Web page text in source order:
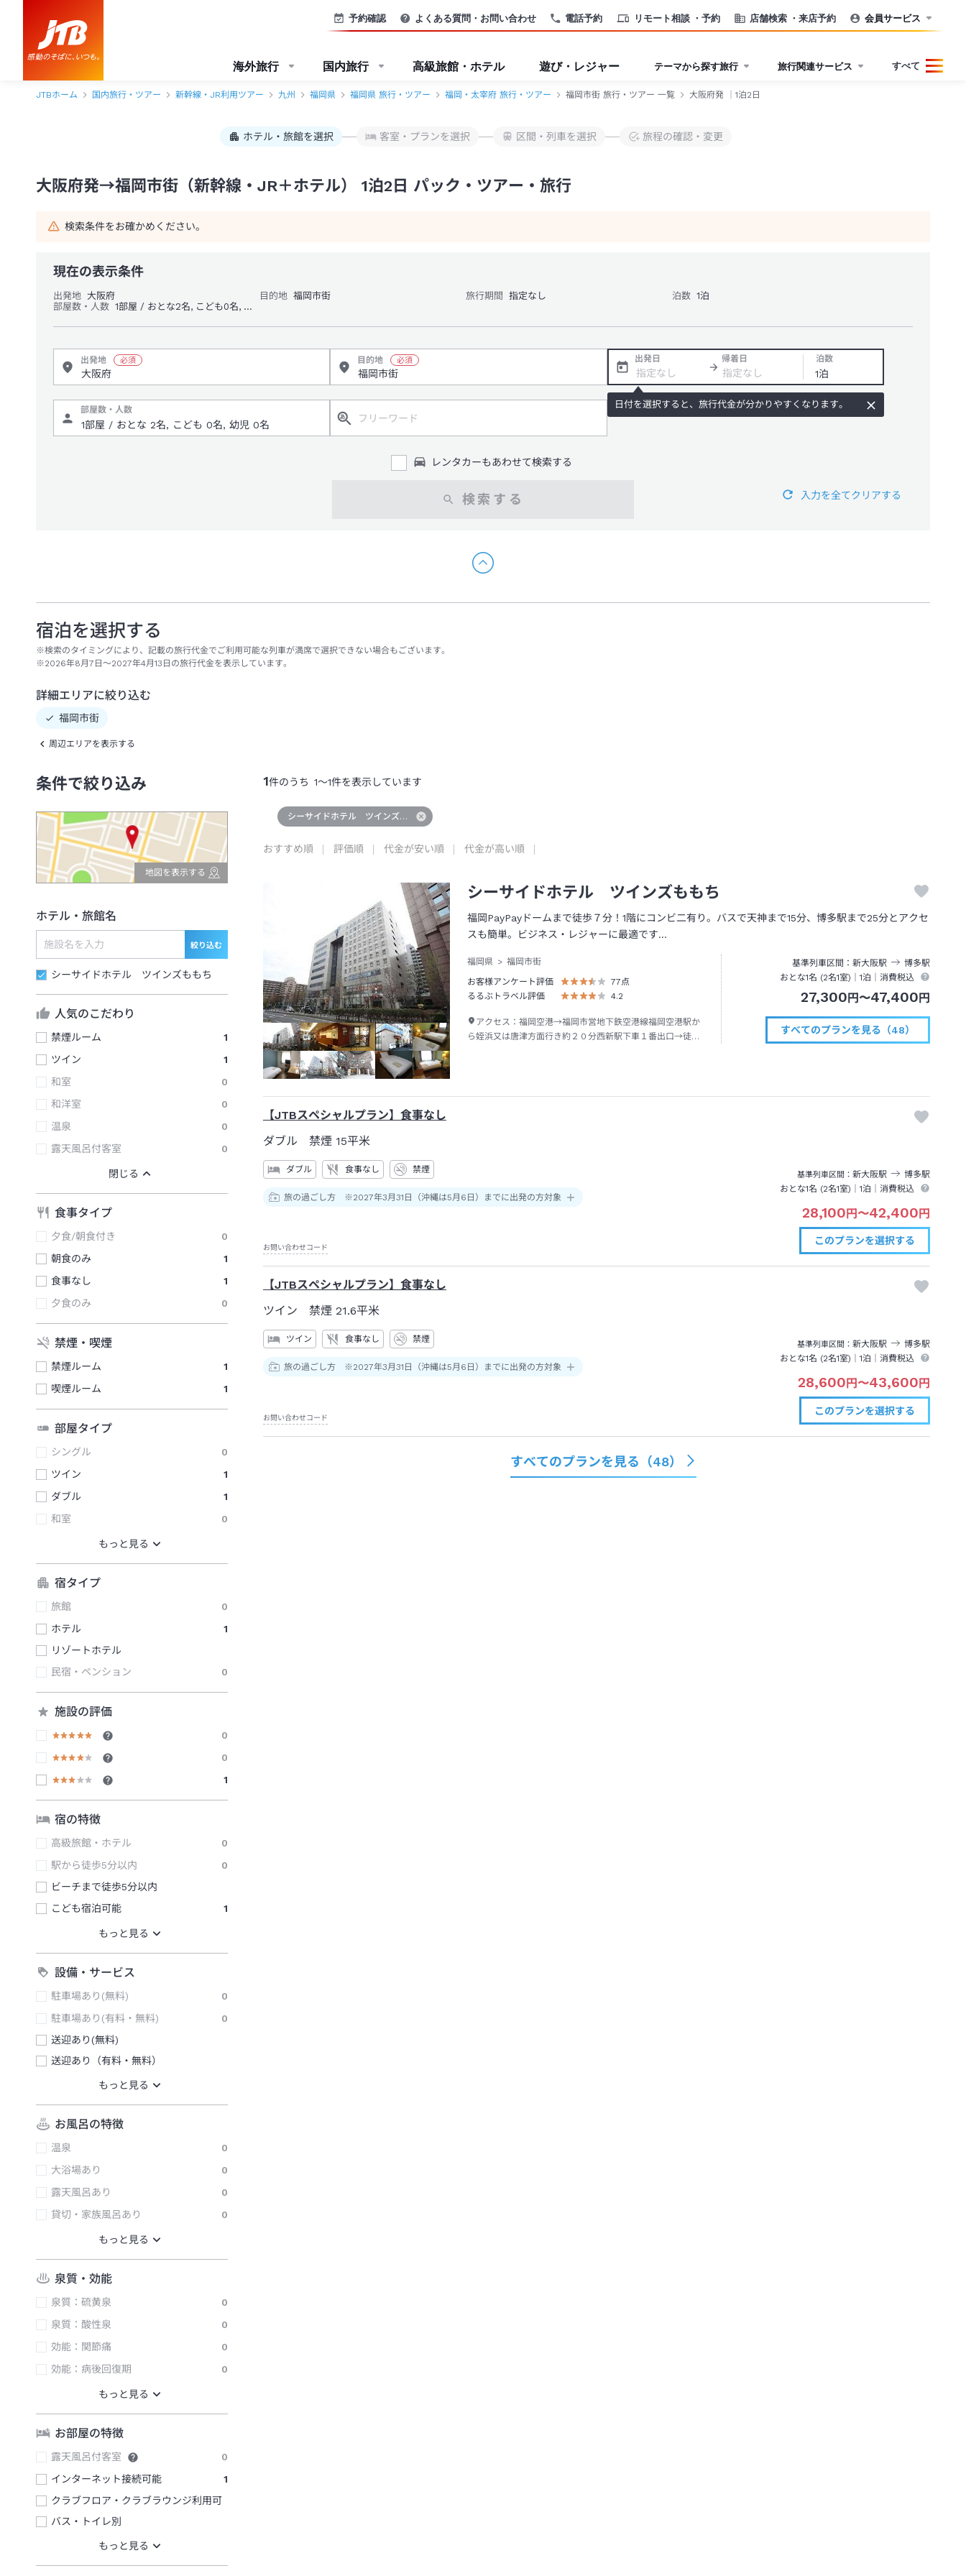
電話予約 リモート相談 ・予約 店舗検索 ・来店予約
予約確認 よくある質問・お問い合わせ 会員サービス
海外旅行 国内旅行 高級旅館・ホテル 遊び・レジャー テーマから探す旅行 旅行関連サービス すべて
JTBホーム 国内旅行・ツアー 新幹線・JR利用ツアー 九州 福岡県 福岡県 旅行・ツアー 福岡・太宰府 旅行・ツアー 福岡市街 旅行・ツアー 一覧 大阪府発 ｜1泊2日
ホテル・旅館を選択 客室・プランを選択 区間・列車を選択 旅程の確認・変更
大阪府発→福岡市街（新幹線・JR＋ホテル） 1泊2日 パック・ツアー・旅行
検索条件をお確かめください。
現在の表示条件
出発地 大阪府 目的地 福岡市街 旅行期間 指定なし 泊数 1泊
部屋数・人数
1部屋 / おとな2名, こども0名, 幼児0名
出発地 目的地 出発日 帰着日 泊数
日付を選択すると、旅行代金が分かりやすくなります。
部屋数・人数
レンタカーもあわせて検索する
入力を全てクリアする
検索する
宿泊を選択する
※検索のタイミングにより、記載の旅行代金でご利用可能な列車が満席で選択できない場合もございます。
※2026年8月7日～2027年4月13日の旅行代金を表示しています。
詳細エリアに絞り込む
福岡市街
周辺エリアを表示する
条件で絞り込み
地図を表示する
ホテル・旅館名
絞り込む
シーサイドホテル ツインズももち
人気のこだわり
禁煙ルーム
1
ツイン
1
和室
0
和洋室
0
温泉
0
露天風呂付客室
0
食事タイプ
夕食/朝食付き
0
朝食のみ
1
食事なし
1
夕食のみ
0
禁煙・喫煙
禁煙ルーム
1
喫煙ルーム
1
部屋タイプ
シングル
0
ツイン
1
ダブル
1
和室
0
宿タイプ
旅館
0
ホテル
1
リゾートホテル
民宿・ペンション
0
施設の評価
0
0
1
宿の特徴
高級旅館・ホテル
0
駅から徒歩5分以内
0
ビーチまで徒歩5分以内
こども宿泊可能
1
設備・サービス
駐車場あり(無料)
0
駐車場あり(有料・無料)
0
送迎あり(無料)
送迎あり（有料・無料）
お風呂の特徴
温泉
0
大浴場あり
0
露天風呂あり
0
貸切・家族風呂あり
0
泉質・効能
泉質：硫黄泉
0
泉質：酸性泉
0
効能：関節痛
0
効能：病後回復期
0
お部屋の特徴
露天風呂付客室
0
インターネット接続可能
1
クラブフロア・クラブラウンジ利用可
バス・トイレ別
1件のうち 1～1件を表示しています
シーサイドホテル ツインズももち
おすすめ順 評価順 代金が安い順 代金が高い順
シーサイドホテル ツインズももち
福岡PayPayドームまで徒歩７分！1階にコンビ二有り。バスで天神まで15分、博多駅まで25分とアクセ
スも簡単。ビジネス・レジャーに最適です…
福岡県
福岡市街
お客様アンケート評価
77点
るるぶトラベル評価
4.2
アクセス： 福岡空港→福岡市営地下鉄空港線福岡空港駅か
ら姪浜又は唐津方面行き約２０分西新駅下車１番出口→徒歩
基準列車区間 新大阪駅 博多駅
おとな1名 (2名1室)｜1泊 ｜消費税込
27,300円〜47,400円
すべてのプランを見る（48）
【JTBスペシャルプラン】食事なし
ダブル 禁煙 15平米
ダブル 食事なし 禁煙
旅の過ごし方 ※2027年3月31日（沖縄は5月6日）までに出発の方対象
基準列車区間 新大阪駅 博多駅
おとな1名 (2名1室)｜1泊 ｜消費税込
28,100円〜42,400円
お問い合わせコード
このプランを選択する
【JTBスペシャルプラン】食事なし
ツイン 禁煙 21.6平米
ツイン 食事なし 禁煙
旅の過ごし方 ※2027年3月31日（沖縄は5月6日）までに出発の方対象
基準列車区間 新大阪駅 博多駅
おとな1名 (2名1室)｜1泊 ｜消費税込
28,600 円 〜43,600 円
お問い合わせコード
このプランを選択する
すべてのプランを見る（48）